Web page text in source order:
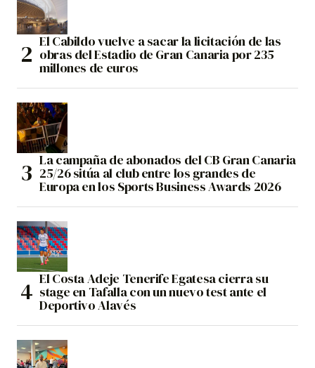
El Cabildo vuelve a sacar la licitación de las
obras del Estadio de Gran Canaria por 235
millones de euros
La campaña de abonados del CB Gran Canaria
25/26 sitúa al club entre los grandes de
Europa en los Sports Business Awards 2026
El Costa Adeje Tenerife Egatesa cierra su
stage en Tafalla con un nuevo test ante el
Deportivo Alavés